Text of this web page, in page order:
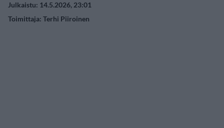
Julkaistu: 14.5.2026, 23:01
Toimittaja: Terhi Piiroinen